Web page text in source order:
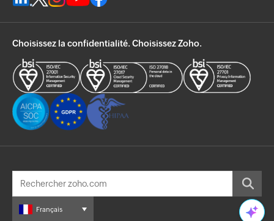
Choisissez la confidentialité. Choisissez Zoho.
Français